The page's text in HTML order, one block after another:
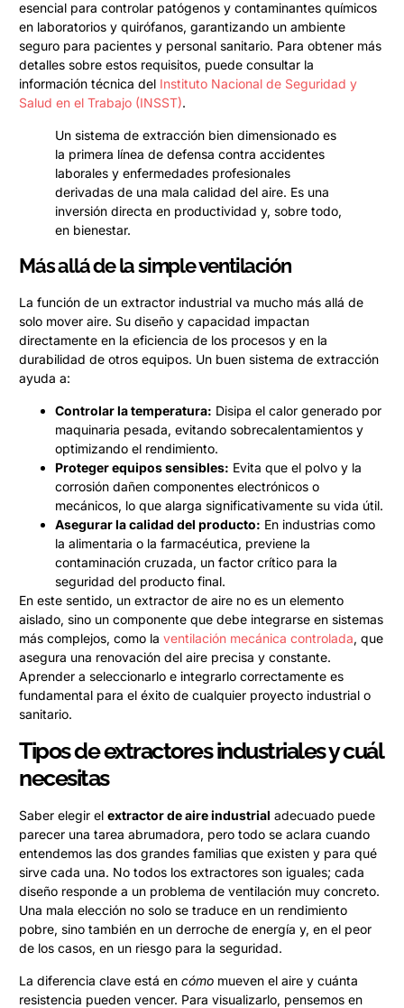
esencial para controlar patógenos y contaminantes químicos
en laboratorios y quirófanos, garantizando un ambiente
seguro para pacientes y personal sanitario. Para obtener más
detalles sobre estos requisitos, puede consultar la
información técnica del Instituto Nacional de Seguridad y
Salud en el Trabajo (INSST).
Un sistema de extracción bien dimensionado es
la primera línea de defensa contra accidentes
laborales y enfermedades profesionales
derivadas de una mala calidad del aire. Es una
inversión directa en productividad y, sobre todo,
en bienestar.
Más allá de la simple ventilación
La función de un extractor industrial va mucho más allá de
solo mover aire. Su diseño y capacidad impactan
directamente en la eficiencia de los procesos y en la
durabilidad de otros equipos. Un buen sistema de extracción
ayuda a:
Controlar la temperatura: Disipa el calor generado por
maquinaria pesada, evitando sobrecalentamientos y
optimizando el rendimiento.
Proteger equipos sensibles: Evita que el polvo y la
corrosión dañen componentes electrónicos o
mecánicos, lo que alarga significativamente su vida útil.
Asegurar la calidad del producto: En industrias como
la alimentaria o la farmacéutica, previene la
contaminación cruzada, un factor crítico para la
seguridad del producto final.
En este sentido, un extractor de aire no es un elemento
aislado, sino un componente que debe integrarse en sistemas
más complejos, como la ventilación mecánica controlada, que
asegura una renovación del aire precisa y constante.
Aprender a seleccionarlo e integrarlo correctamente es
fundamental para el éxito de cualquier proyecto industrial o
sanitario.
Tipos de extractores industriales y cuál
necesitas
Saber elegir el extractor de aire industrial adecuado puede
parecer una tarea abrumadora, pero todo se aclara cuando
entendemos las dos grandes familias que existen y para qué
sirve cada una. No todos los extractores son iguales; cada
diseño responde a un problema de ventilación muy concreto.
Una mala elección no solo se traduce en un rendimiento
pobre, sino también en un derroche de energía y, en el peor
de los casos, en un riesgo para la seguridad.
La diferencia clave está en cómo mueven el aire y cuánta
resistencia pueden vencer. Para visualizarlo, pensemos en